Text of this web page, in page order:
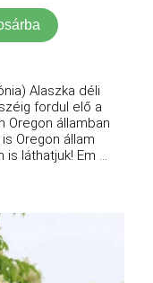
Alaszka déli
fordul elő a
Oregon államban
Oregon állam
láthatjuk! Em ...